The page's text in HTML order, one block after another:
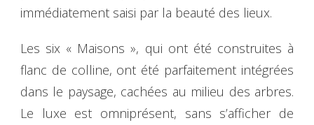
immédiatement saisi par la beauté des lieux.
Les six « Maisons », qui ont été construites à
flanc de colline, ont été parfaitement intégrées
dans le paysage, cachées au milieu des arbres.
Le luxe est omniprésent, sans s’afficher de